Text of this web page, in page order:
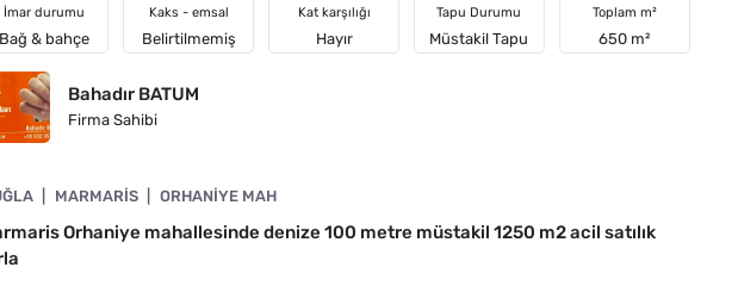
İmar durumu
Bağ & bahçe
Kaks - emsal
Belirtilmemiş
Kat karşılığı
Hayır
Tapu Durumu
Müstakil Tapu
Toplam m²
650 m²
Bahadır BATUM
Firma Sahibi
MARMARIS ORHANIYE MAH
Orhaniye mahallesinde denize 100 metre müstakil 1250 m2 acil satılık